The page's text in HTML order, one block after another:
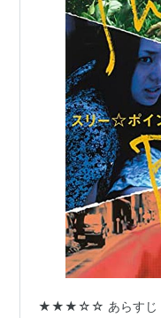
★★★☆☆ あらすじ 町